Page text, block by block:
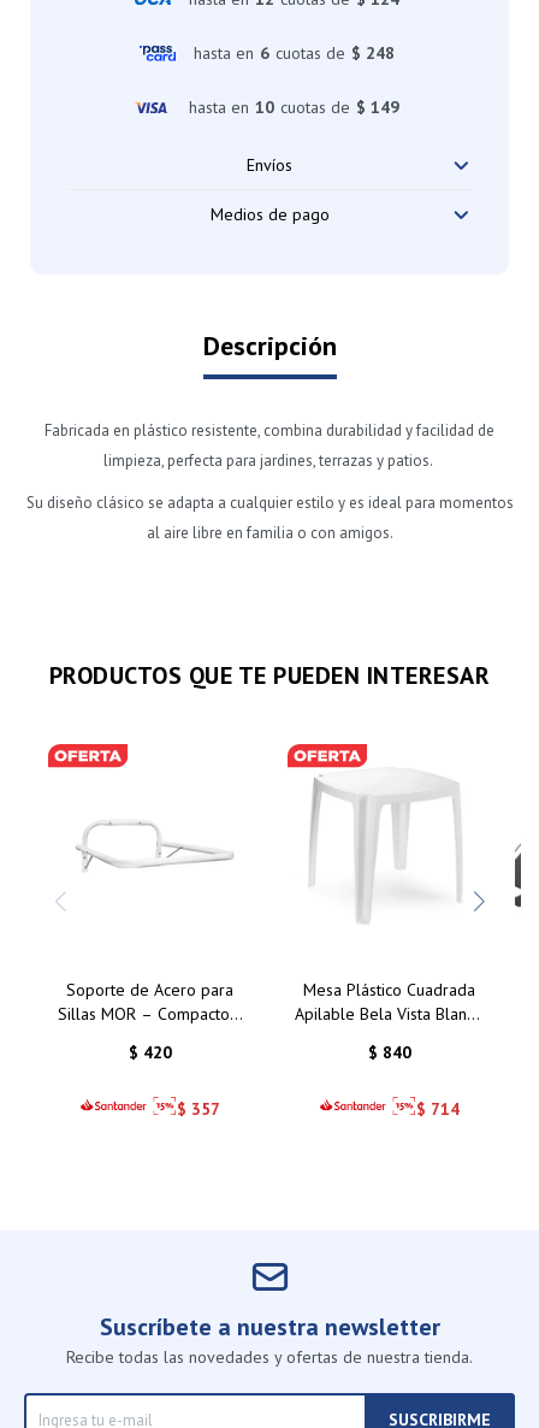
hasta en 6 cuotas de $ 248
hasta en 10 cuotas de $ 149
Envíos
Medios de pago
Descripción
Fabricada en plástico resistente, combina durabilidad y facilidad de
limpieza, perfecta para jardines, terrazas y patios.
Su diseño clásico se adapta a cualquier estilo y es ideal para momentos
al aire libre en familia o con amigos.
PRODUCTOS QUE TE PUEDEN INTERESAR
Soporte de Acero para
Sillas MOR – Compacto y
$ 420
$ 357
Mesa Plástico Cuadrada
Apilable Bela Vista Blanco
$ 840
$ 714
Suscríbete a nuestra newsletter
Recibe todas las novedades y ofertas de nuestra tienda.
SUSCRIBIRME